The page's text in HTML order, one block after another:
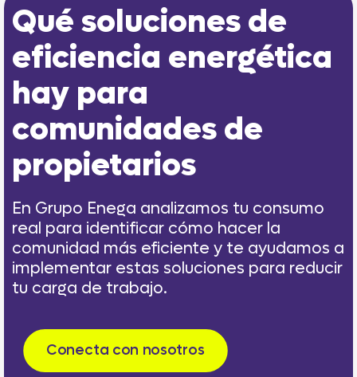
Qué soluciones de
eficiencia energética
hay para
comunidades de
propietarios
En Grupo Enega analizamos tu consumo
real para identificar cómo hacer la
comunidad más eficiente y te ayudamos a
implementar estas soluciones para reducir
tu carga de trabajo.
Conecta con nosotros